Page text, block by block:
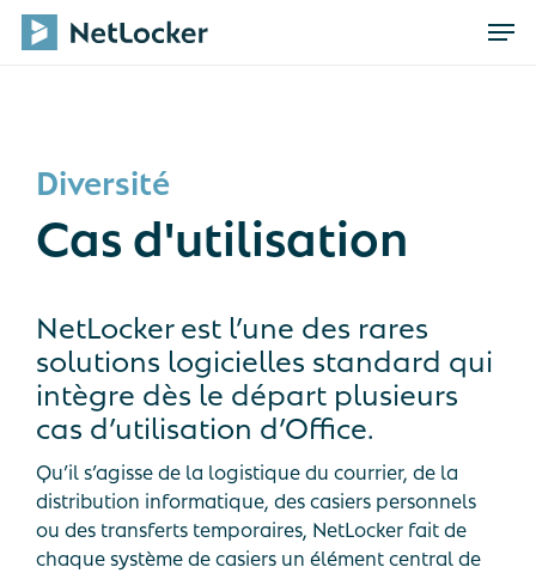
Skip
Diversité
Cas d'utilisation
NetLocker est l’une des rares
solutions logicielles standard qui
intègre dès le départ plusieurs
cas d’utilisation d’Office.
Qu’il s’agisse de la logistique du courrier, de la
distribution informatique, des casiers personnels
ou des transferts temporaires, NetLocker fait de
chaque système de casiers un élément central de